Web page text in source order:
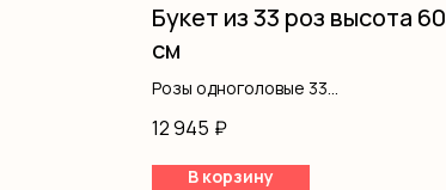
Букет из 33 роз высота 60
см
Розы одноголовые 33
Оформление крафт 1
12 945 ₽
В корзину